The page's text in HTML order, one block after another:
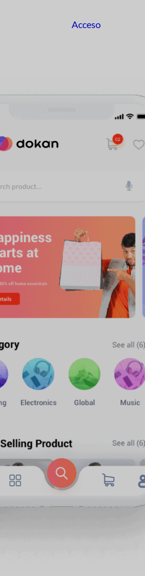
Acceso